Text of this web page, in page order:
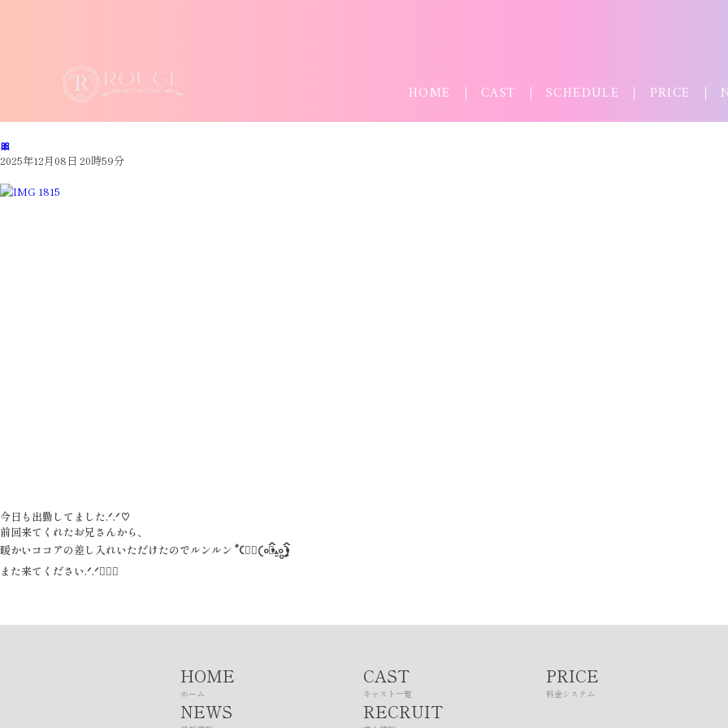
HOME CAST SCHEDULE PRICE
🎀
2025年12月08日 20時59分
今日も出勤してました.ᐟ‪‪‬.ᐟ‪‪‬♡
前回来てくれたお兄さんから、
暖かいココアの差し入れいただけたのでルンルン ‎ꧦ𐅁𐀸𐋠𛰙᭜𖫴𖫰𖫱𖫳𖫲𖫲𖫳𖫴𖫰𖫱꛰ﯩᩝ︪᭜𖫴𖫰𖫱𖫳𖫲𖫲𖫳𖫴𖫰𖫱꛰ީᩝ𛰚
また来てください.ᐟ‪‪‬.ᐟ‪‪‬✊🏻🎀
HOME
ホーム
CAST
キャスト一覧
PRICE
料金システム
NEWS RECRUIT